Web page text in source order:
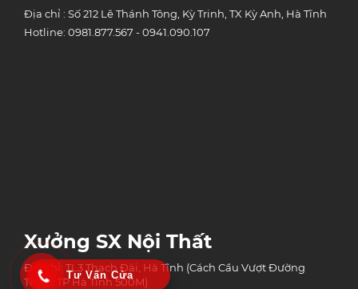
Địa chỉ : Số 212 Lê Thánh Tông, Kỳ Trinh, TX Kỳ Anh, Hà Tĩnh
Hotline: 0981.877.567 - 0941.090.107
Xưởng SX Nội Thất
Địa chỉ: TL3 Thạch Đài, Hà Tĩnh (Cách Cầu Vượt Đường
Tránh TP Hà Tĩnh 500M)
Tư Vấn Cửa